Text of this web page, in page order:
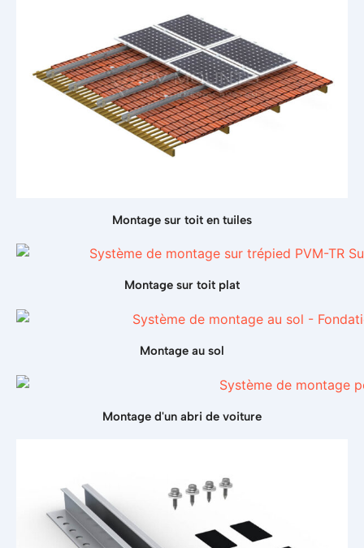
Montage sur toit en tuiles
Montage sur toit plat
Montage au sol
Montage d'un abri de voiture